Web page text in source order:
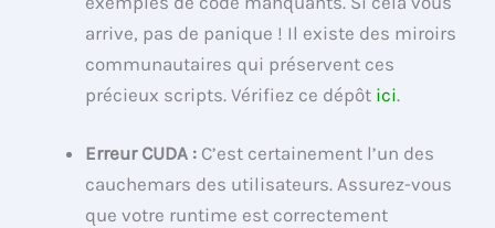
arrive, pas de panique ! Il existe des miroirs
communautaires qui préservent ces
précieux scripts. Vérifiez ce dépôt ici.
Erreur CUDA : C’est certainement l’un des
cauchemars des utilisateurs. Assurez-vous
que votre runtime est correctement